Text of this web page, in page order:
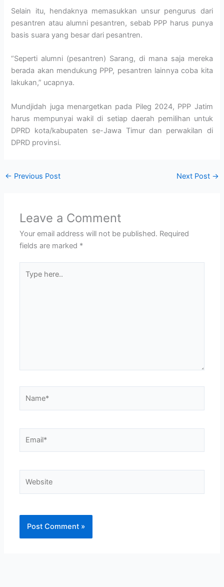
Selain itu, hendaknya memasukkan unsur pengurus dari
pesantren atau alumni pesantren, sebab PPP harus punya
basis suara yang besar dari pesantren.
“Seperti alumni (pesantren) Sarang, di mana saja mereka
berada akan mendukung PPP, pesantren lainnya coba kita
lakukan,” ucapnya.
Mundjidah juga menargetkan pada Pileg 2024, PPP Jatim
harus mempunyai wakil di setiap daerah pemilihan untuk
DPRD kota/kabupaten se-Jawa Timur dan perwakilan di
DPRD provinsi.
← Previous Post Next Post →
Leave a Comment
Your email address will not be published. Required
fields are marked *
here..